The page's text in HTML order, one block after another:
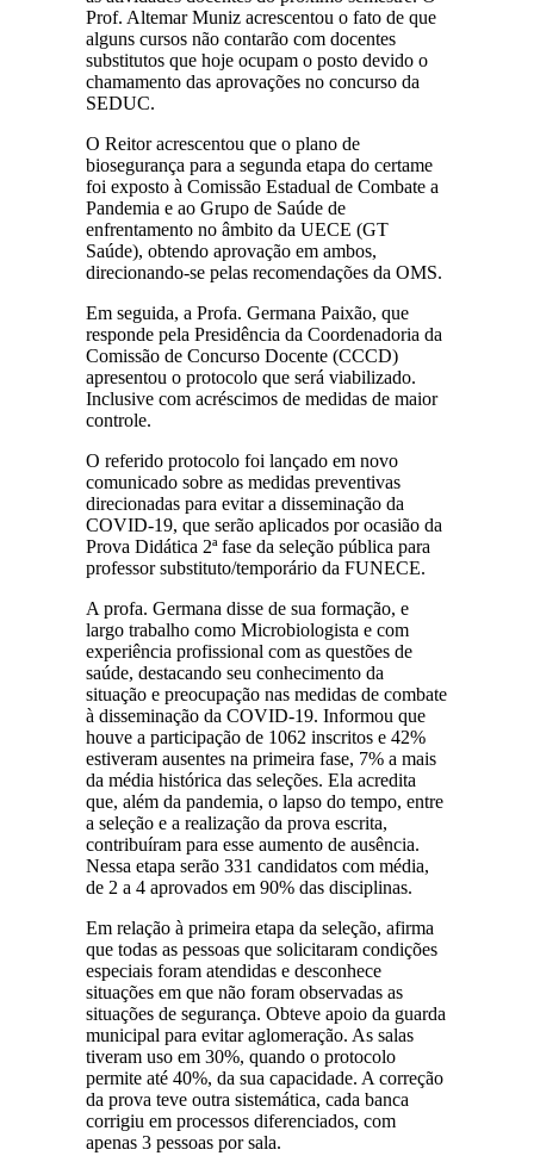
Prof. Altemar Muniz acrescentou o fato de que
alguns cursos não contarão com docentes
substitutos que hoje ocupam o posto devido o
chamamento das aprovações no concurso da
SEDUC.
O Reitor acrescentou que o plano de
biosegurança para a segunda etapa do certame
foi exposto à Comissão Estadual de Combate a
Pandemia e ao Grupo de Saúde de
enfrentamento no âmbito da UECE (GT
Saúde), obtendo aprovação em ambos,
direcionando-se pelas recomendações da OMS.
Em seguida, a Profa. Germana Paixão, que
responde pela Presidência da Coordenadoria da
Comissão de Concurso Docente (CCCD)
apresentou o protocolo que será viabilizado.
Inclusive com acréscimos de medidas de maior
controle.
O referido protocolo foi lançado em novo
comunicado sobre as medidas preventivas
direcionadas para evitar a disseminação da
COVID-19, que serão aplicados por ocasião da
Prova Didática 2ª fase da seleção pública para
professor substituto/temporário da FUNECE.
A profa. Germana disse de sua formação, e
largo trabalho como Microbiologista e com
experiência profissional com as questões de
saúde, destacando seu conhecimento da
situação e preocupação nas medidas de combate
à disseminação da COVID-19. Informou que
houve a participação de 1062 inscritos e 42%
estiveram ausentes na primeira fase, 7% a mais
da média histórica das seleções. Ela acredita
que, além da pandemia, o lapso do tempo, entre
a seleção e a realização da prova escrita,
contribuíram para esse aumento de ausência.
Nessa etapa serão 331 candidatos com média,
de 2 a 4 aprovados em 90% das disciplinas.
Em relação à primeira etapa da seleção, afirma
que todas as pessoas que solicitaram condições
especiais foram atendidas e desconhece
situações em que não foram observadas as
situações de segurança. Obteve apoio da guarda
municipal para evitar aglomeração. As salas
tiveram uso em 30%, quando o protocolo
permite até 40%, da sua capacidade. A correção
da prova teve outra sistemática, cada banca
corrigiu em processos diferenciados, com
apenas 3 pessoas por sala.